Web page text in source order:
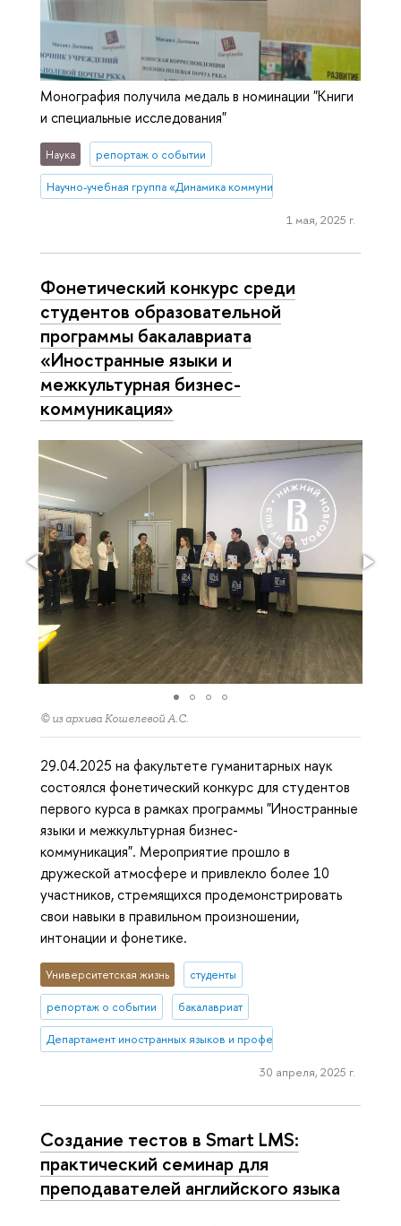
Монография получила медаль в номинации "Книги
и специальные исследования"
Наука репортаж о событии
Научно-учебная группа «Динамика коммуникативных практик в
1 мая, 2025 г.
Фонетический конкурс среди
студентов образовательной
программы бакалавриата
«Иностранные языки и
межкультурная бизнес-
коммуникация»
© из архива Кошелевой А.С.
29.04.2025 на факультете гуманитарных наук
состоялся фонетический конкурс для студентов
первого курса в рамках программы "Иностранные
языки и межкультурная бизнес-
коммуникация". Мероприятие прошло в
дружеской атмосфере и привлекло более 10
участников, стремящихся продемонстрировать
свои навыки в правильном произношении,
интонации и фонетике.
Университетская жизнь студенты
репортаж о событии бакалавриат
Департамент иностранных языков и профессиональной
30 апреля, 2025 г.
Создание тестов в Smart LMS:
практический семинар для
преподавателей английского языка